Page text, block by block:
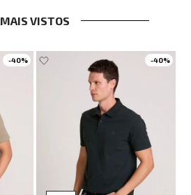
MAIS VISTOS
-40% -40%